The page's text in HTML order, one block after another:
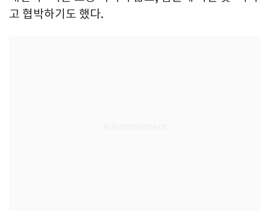
고 협박하기도 했다.